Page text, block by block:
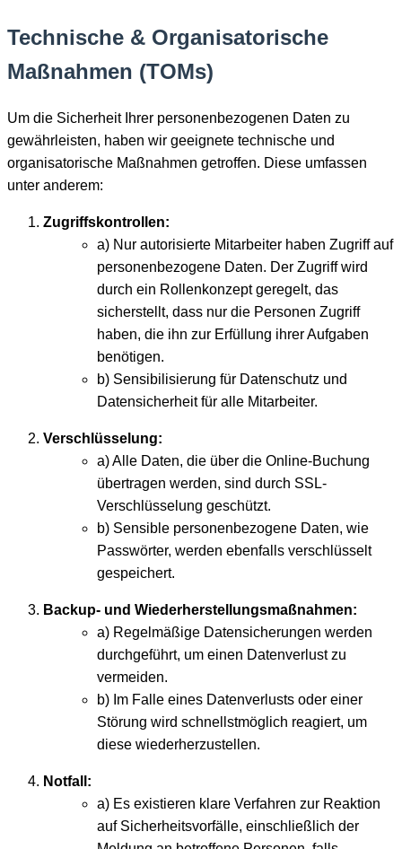
Technische & Organisatorische
Maßnahmen (TOMs)
Um die Sicherheit Ihrer personenbezogenen Daten zu
gewährleisten, haben wir geeignete technische und
organisatorische Maßnahmen getroffen. Diese umfassen
unter anderem:
Zugriffskontrollen:
a) Nur autorisierte Mitarbeiter haben Zugriff auf
personenbezogene Daten. Der Zugriff wird
durch ein Rollenkonzept geregelt, das
sicherstellt, dass nur die Personen Zugriff
haben, die ihn zur Erfüllung ihrer Aufgaben
benötigen.
b) Sensibilisierung für Datenschutz und
Datensicherheit für alle Mitarbeiter.
Verschlüsselung:
a) Alle Daten, die über die Online-Buchung
übertragen werden, sind durch SSL-
Verschlüsselung geschützt.
b) Sensible personenbezogene Daten, wie
Passwörter, werden ebenfalls verschlüsselt
gespeichert.
Backup- und Wiederherstellungsmaßnahmen:
a) Regelmäßige Datensicherungen werden
durchgeführt, um einen Datenverlust zu
vermeiden.
b) Im Falle eines Datenverlusts oder einer
Störung wird schnellstmöglich reagiert, um
diese wiederherzustellen.
Notfall:
a) Es existieren klare Verfahren zur Reaktion
auf Sicherheitsvorfälle, einschließlich der